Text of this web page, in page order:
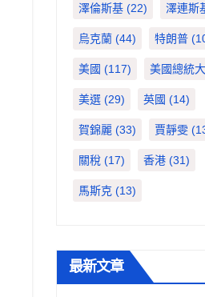
澤倫斯基(22) 澤連斯
烏克蘭(44) 特朗普
美國 (117) 美國總統
美選(29) 英國 (14)
賀錦麗 (33) 賈靜雯
關稅(17) 香港(31)
馬斯克 (13)
最新文章